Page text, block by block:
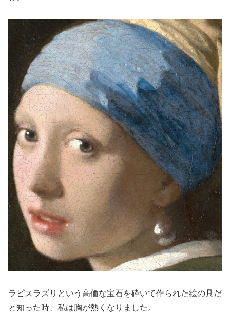
ラピスラズリという高価な宝石を砕いて作られた絵の具だ
と知った時、私は胸が熱くなりました。